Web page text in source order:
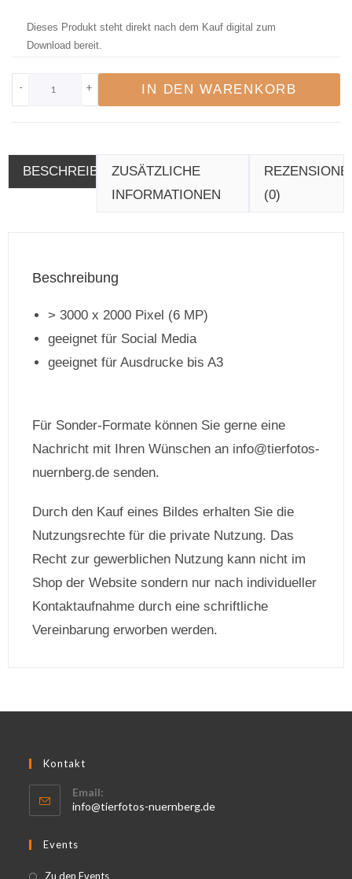
Dieses Produkt steht direkt nach dem Kauf digital zum
Download bereit.
- + IN DEN WARENKORB
BESCHREIBUNGZUSÄTZLICHE
INFORMATIONEN
(0)
Beschreibung
> 3000 x 2000 Pixel (6 MP)
geeignet für Social Media
geeignet für Ausdrucke bis A3
Für Sonder-Formate können Sie gerne eine
Nachricht mit Ihren Wünschen an info@tierfotos-
nuernberg.de senden.
Durch den Kauf eines Bildes erhalten Sie die
Nutzungsrechte für die private Nutzung. Das
Recht zur gewerblichen Nutzung kann nicht im
Shop der Website sondern nur nach individueller
Kontaktaufnahme durch eine schriftliche
Vereinbarung erworben werden.
Kontakt
Email:
info@tierfotos-nuernberg.de
Events
Zu den Events